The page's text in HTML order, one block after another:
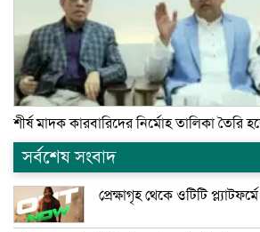
শীর্ষ মাদক কারবারিদের নির্মোহ তালিকা তৈরি হচ্ছে:
সর্বশেষ সংবাদ
প্রেক্ষাগৃহ থেকে ওটিটি